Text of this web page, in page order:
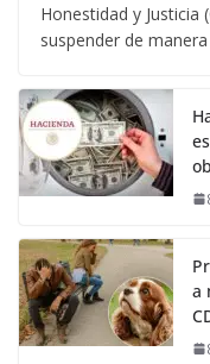
Honestidad y Justicia
suspender de
a